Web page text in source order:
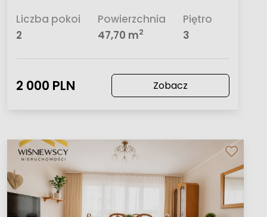
Liczba pokoi
2
Powierzchnia
47,70 m2
Piętro
3
2 000 PLN Zobacz